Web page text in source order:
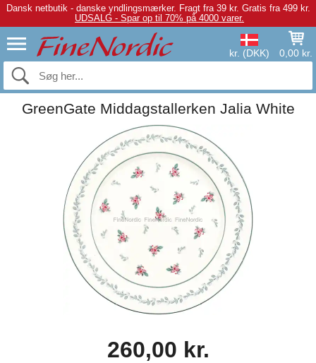
Dansk netbutik - danske yndlingsmærker. Fragt fra 39 kr. Gratis fra 499 kr.
UDSALG - Spar op til 70% på 4000 varer.
kr. (DKK) 0,00 kr.
GreenGate Middagstallerken Jalia White
260,00 kr.